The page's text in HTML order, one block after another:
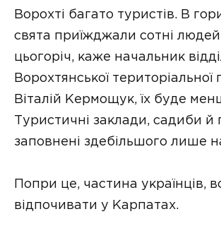
Ворохті багато туристів. В
свята приїжджали сотні
цьогоріч, каже начальник
Ворохтянської територіальної
Віталій Кермощук, їх буде
Туристичні заклади, садиби й
заповнені здебільшого лише
Попри це, частина українців,
відпочивати у Карпатах.